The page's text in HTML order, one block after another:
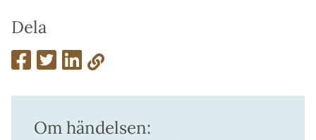
Dela
Om händelsen: